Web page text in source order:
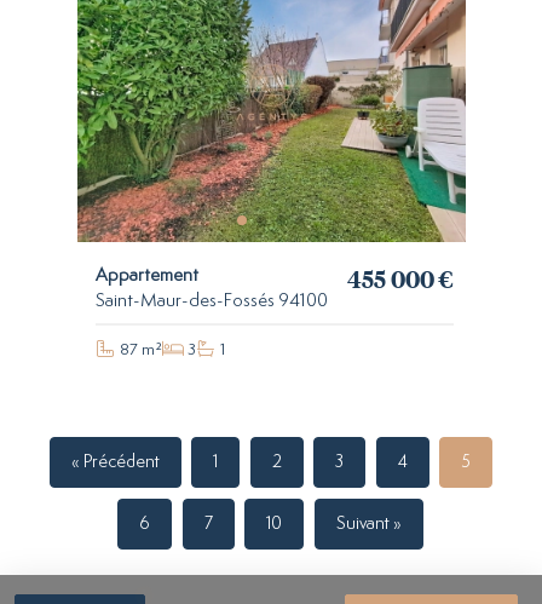
Appartement
Saint-Maur-des-Fossés 94100
455 000 €
87 m² 3 1
« Précédent 1 2 3 4 5
6 7 10 Suivant »
1filtres sélectionnés